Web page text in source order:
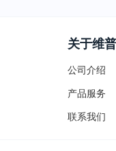
关于维普
公司介绍
产品服务
联系我们